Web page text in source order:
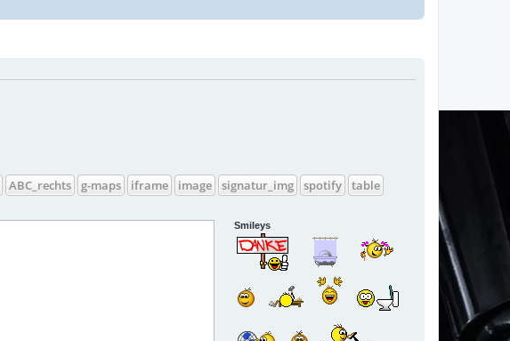
ABC_rechts g-maps iframe image signatur_img spotify
table
Smileys